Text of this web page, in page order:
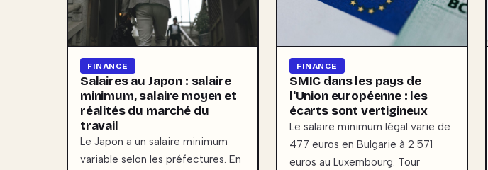
FINANCE
Salaires au Japon : salaire
minimum, salaire moyen et
réalités du marché du
travail
Le Japon a un salaire minimum
variable selon les préfectures. En
FINANCE
SMIC dans les pays de
l'Union européenne : les
écarts sont vertigineux
Le salaire minimum légal varie de
477 euros en Bulgarie à 2 571
euros au Luxembourg. Tour